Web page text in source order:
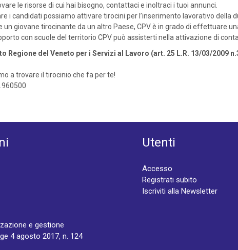
le risorse di cui hai bisogno, contattaci e inoltraci i tuoi annunci.
i candidati possiamo attivare tirocini per l’inserimento lavorativo
un giovane tirocinante da un altro Paese, CPV è in grado di effettuare
con scuole del territorio CPV può assisterti nella attivazione di
Regione del Veneto per i Servizi al Lavoro (art. 25 L.R. 13/03/2009
a trovare il tirocinio che fa per te!
e gestione
4 agosto 2017, n. 124
Utenti
Accesso
Registrati subito
Iscriviti alla Newsletter